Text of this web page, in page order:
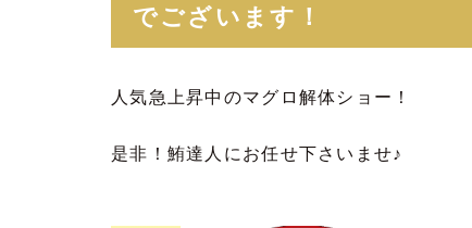
でございます！
人気急上昇中のマグロ解体ショー！
是非！鮪達人にお任せ下さいませ♪